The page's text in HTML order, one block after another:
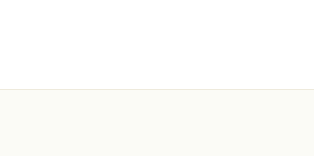
failed: Name or service not known